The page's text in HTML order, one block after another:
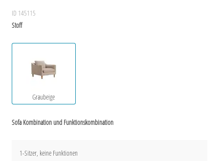
ID 145115
Stoff
Graubeige
Sofa Kombination und Funktionskombination
1-Sitzer, keine Funktionen